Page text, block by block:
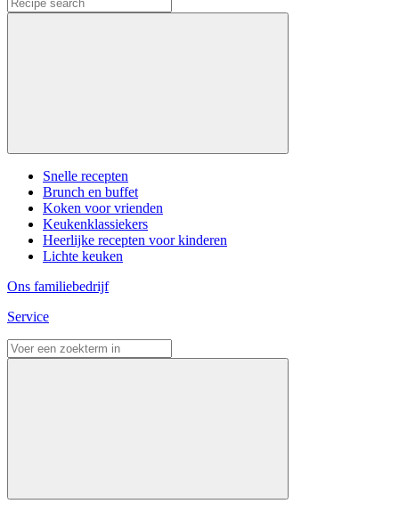
Snelle recepten
Brunch en buffet
Koken voor vrienden
Keukenklassiekers
Heerlijke recepten voor kinderen
Lichte keuken
Ons familiebedrijf
Service